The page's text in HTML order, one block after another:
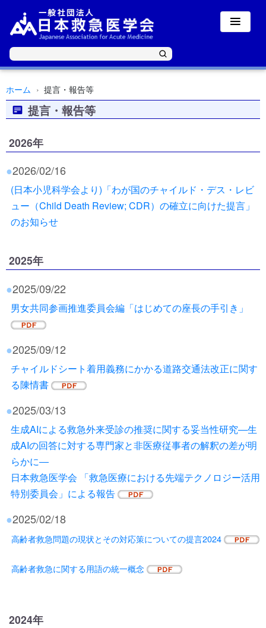
ホーム 提言・報告等
提言・報告等
2026年
●2026/02/16
(日本小児科学会より)「わが国のチャイルド・デス・レビ
ュー（Child Death Review; CDR）の確立に向けた提言」
のお知らせ
2025年
●2025/09/22
男女共同参画推進委員会編「はじめての座長の手引き」
●2025/09/12
チャイルドシート着用義務にかかる道路交通法改正に関す
る陳情書
●2025/03/13
生成AIによる救急外来受診の推奨に関する妥当性研究―生
成AIの回答に対する専門家と非医療従事者の解釈の差が明
らかに―
日本救急医学会 「救急医療における先端テクノロジー活用
特別委員会」による報告
●2025/02/18
高齢者救急問題の現状とその対応策についての提言2024
高齢者救急に関する用語の統一概念
2024年